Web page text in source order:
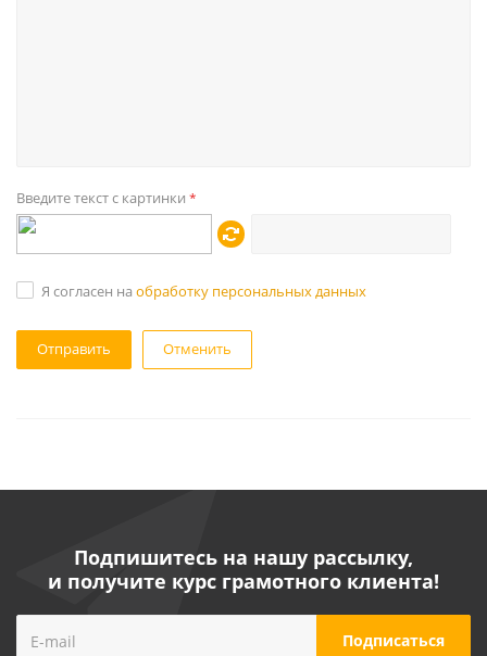
Введите текст с картинки *
Я согласен на обработку персональных данных
Отменить
Подпишитесь на нашу рассылку,
и получите курс грамотного клиента!